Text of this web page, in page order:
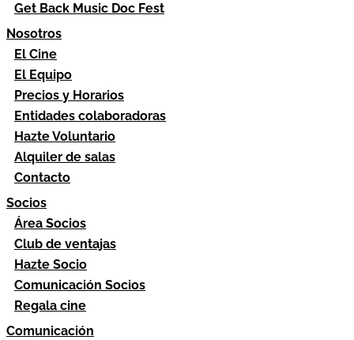
Get Back Music Doc Fest
Nosotros
El Cine
El Equipo
Precios y Horarios
Entidades colaboradoras
Hazte Voluntario
Alquiler de salas
Contacto
Socios
Área Socios
Club de ventajas
Hazte Socio
Comunicación Socios
Regala cine
Comunicación